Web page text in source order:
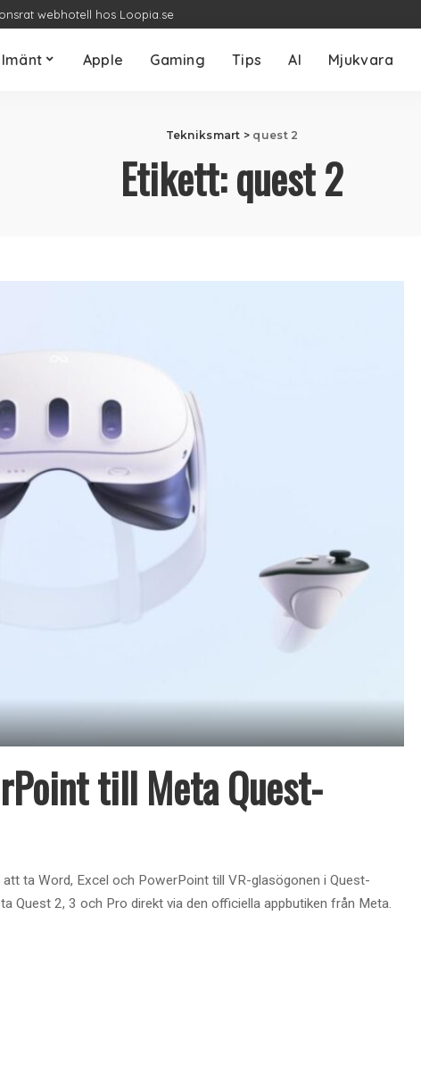
webhotell hos Loopia.se
Apple Gaming Tips AI Mjukvara
Tekniksmart > quest 2
Etikett:quest 2
till Meta Quest-
ta Word, Excel och PowerPoint till VR-glasögonen i Quest-
Quest 2, 3 och Pro direkt via den officiella appbutiken från Meta.